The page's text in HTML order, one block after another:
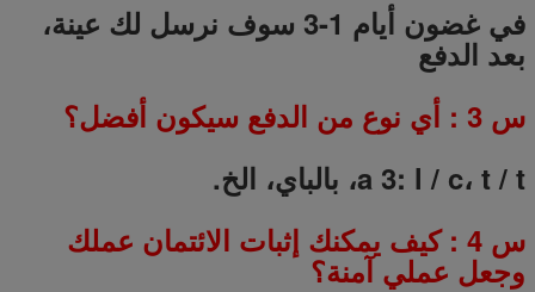
في غضون أيام 1-3 سوف نرسل لك عينة،
بعد الدفع
س 3 : أي نوع من الدفع سيكون أفضل؟
a 3: l / c، t / t، بالباي، الخ.
س 4 : كيف يمكنك إثبات الائتمان عملك
وجعل عملي آمنة؟